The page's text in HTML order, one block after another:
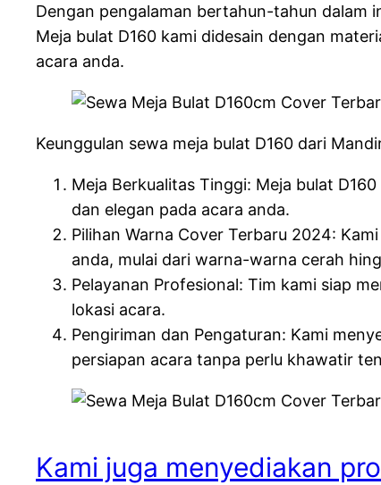
Dengan pengalaman bertahun-tahun dalam
Meja bulat D160 kami didesain dengan
acara anda.
Keunggulan sewa meja bulat D160 dari
Meja Berkualitas Tinggi: Meja bulat
dan elegan pada acara anda.
Pilihan Warna Cover Terbaru 2024:
anda, mulai dari warna-warna cerah
Pelayanan Profesional: Tim kami siap
lokasi acara.
Pengiriman dan Pengaturan: Kami
persiapan acara tanpa perlu khawatir
Kami juga menyediakan